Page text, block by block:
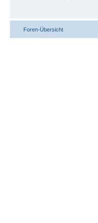
Foren-Übersicht